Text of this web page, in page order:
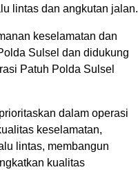
lintas dan angkutan jalan.
keselamatan dan
Sulsel dan didukung
Patuh Polda Sulsel
dalam operasi
keselamatan,
lintas, membangun
kualitas